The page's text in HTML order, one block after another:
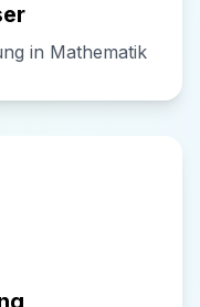
in Mathematik